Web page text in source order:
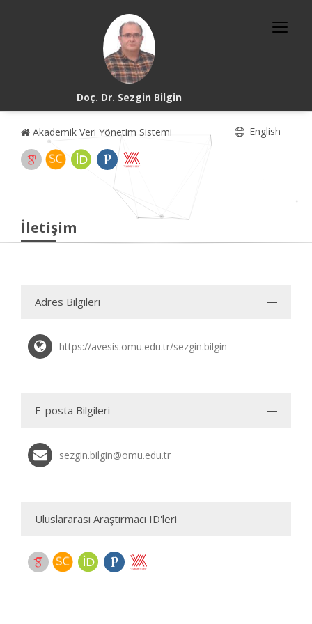
Doç. Dr. Sezgin Bilgin
Akademik Veri Yönetim Sistemi English
İletişim
Adres Bilgileri
https://avesis.omu.edu.tr/sezgin.bilgin
E-posta Bilgileri
sezgin.bilgin@omu.edu.tr
Uluslararası Araştırmacı ID'leri